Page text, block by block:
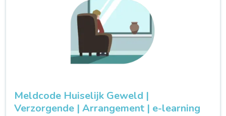
Meldcode Huiselijk Geweld |
Verzorgende | Arrangement | e-learning